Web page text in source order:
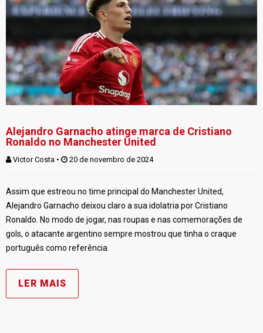
Alejandro Garnacho atinge marca de Cristiano
Ronaldo no Manchester United
Victor Costa • 20 de novembro de 2024
Assim que estreou no time principal do Manchester United,
Alejandro Garnacho deixou claro a sua idolatria por Cristiano
Ronaldo. No modo de jogar, nas roupas e nas comemorações de
gols, o atacante argentino sempre mostrou que tinha o craque
português como referência.
LER MAIS